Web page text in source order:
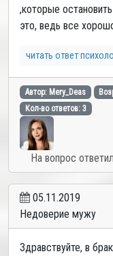
,которые
это, ведь все
читать ответ
Автор: Mery_Deas
Кол-во ответов: 3
На вопрос
05.11.2019
Недоверие мужу
Здравствуйте, в